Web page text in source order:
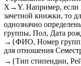
X→Y. Например, если
зачетной книжки, то
однозначно
группы, Пол, Дата
→{ФИО, Номер
для отношения
→{Тип стипендии,